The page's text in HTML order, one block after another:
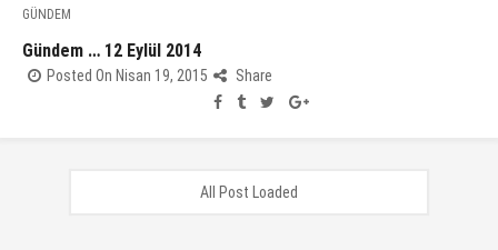
GÜNDEM
Gündem … 12 Eylül 2014
Posted On Nisan 19, 2015 Share
All Post Loaded